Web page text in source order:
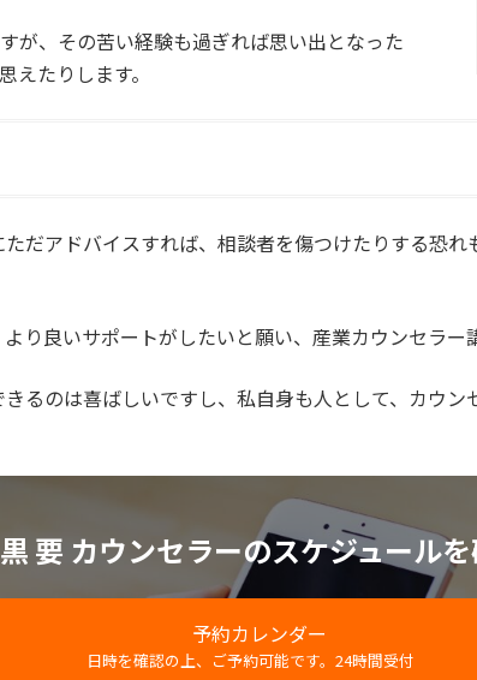
が、その苦い経験も過ぎれば思い出となった
えたりします。
だアドバイスすれば、相談者を傷つけたりする恐
り良いサポートがしたいと願い、産業カウンセラー
るのは喜ばしいですし、私自身も人として、カウン
要 カウンセラーのスケジュール
予約カレンダー
日時を確認の上、ご予約可能です。24時間受付